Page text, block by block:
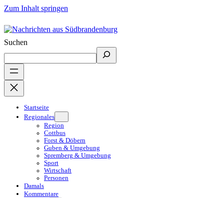
Zum Inhalt springen
Suchen
Startseite
Regionales
Region
Cottbus
Forst & Döbern
Guben & Umgebung
Spremberg & Umgebung
Sport
Wirtschaft
Personen
Damals
Kommentare